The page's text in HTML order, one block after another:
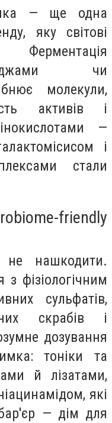
— ще одна
яку світові
чи
молекули,
активів і
—
і
стали
friendly
нашкодити.
фізіологічним
сульфатів,
скрабів і
дозування
тоніки та
й лізатами,
які
— дім для